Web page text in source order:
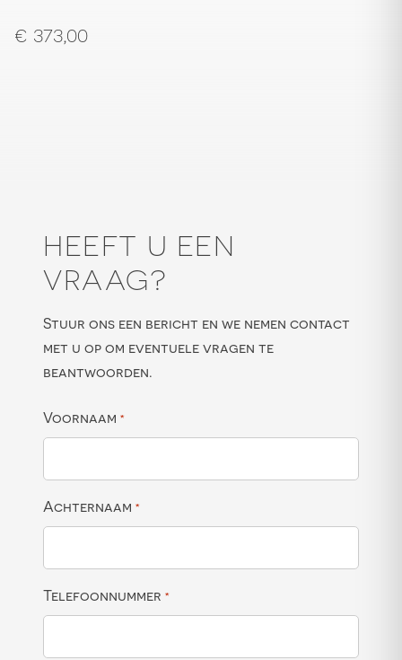
€ 373,00
HEEFT U EEN
VRAAG?
Stuur ons een bericht en we nemen contact
met u op om eventuele vragen te
beantwoorden.
Voornaam *
Achternaam *
Telefoonnummer *